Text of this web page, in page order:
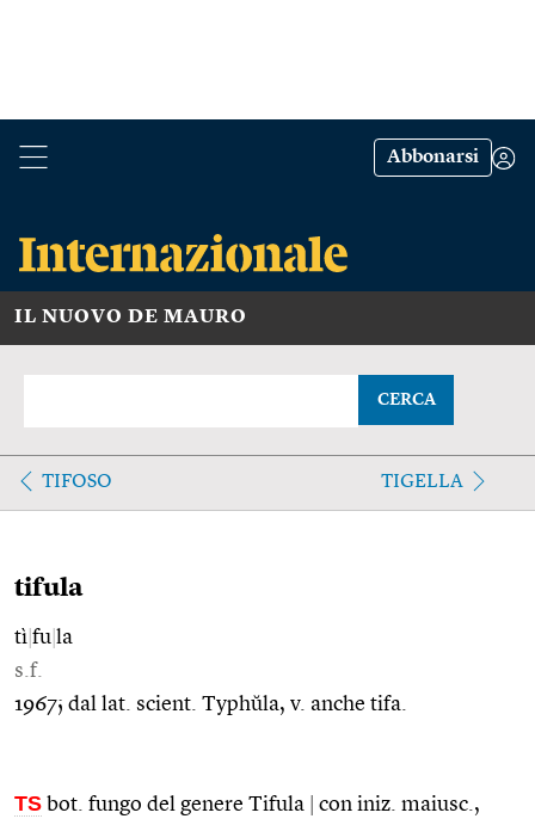
Abbonarsi
IL NUOVO DE MAURO
CERCA
TIFOSO TIGELLA
tifula
tì fu la
s.f.
1967; dal lat. scient. Typhŭla, v. anche tifa.
TS bot. fungo del genere Tifula
con iniz. maiusc.,